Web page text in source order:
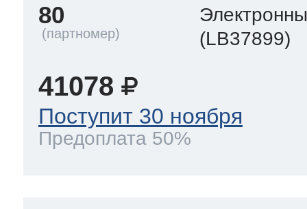
80
(LB37899)
41078
Поступит 30 ноября
Предоплата 50%